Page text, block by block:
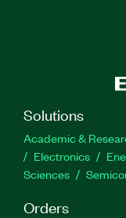
Solutions
Academic &
Electronics
Sciences
Orders